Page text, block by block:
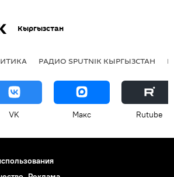
Кыргызстан
РАДИО SPUTNIK КЫРГЫЗСТАН
VK Макс Rutube